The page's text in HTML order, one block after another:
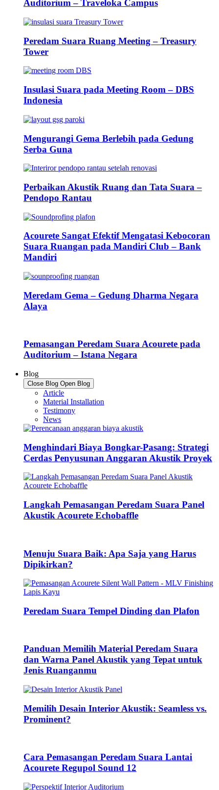
Auditorium – Traveloka Campus
Peredam Suara Ruang Meeting – Treasury
Tower
Insulasi Suara pada Meeting Room – DBS
Indonesia
Mengurangi Gema Berlebih pada Gedung
Serba Guna
Perbaikan Akustik Ruang dan Tata Suara –
Pendopo Rantau
Acourete Sangat Efektif Mengatasi Kebocoran
Suara Ruangan pada Mandiri Club – Bank
Mandiri
Meredam Gema – Gedung Dharma Negara
Alaya
Pemasangan Peredam Suara Acourete pada
Auditorium – Istana Negara
Blog
Close Blog Open Blog
Article
Material Installation
Testimony
News
Menghindari Biaya Bongkar-Pasang: Strategi
Cerdas Penyusunan Anggaran Akustik Proyek
Langkah Pemasangan Peredam Suara Panel
Akustik Acourete Echobaffle
Menuju Suara Baik: Apa Saja yang Harus
Dipikirkan?
Peredam Suara Tempel Dinding dan Plafon
Panduan Memilih Material Peredam Suara
dan Warna Panel Akustik yang Tepat untuk
Jenis Ruanganmu
Memilih Desain Interior Akustik: Seamless vs.
Prominent?
Cara Pemasangan Peredam Suara Lantai
Acourete Regupol Sound 12